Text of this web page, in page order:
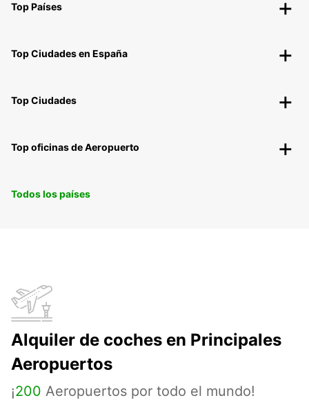
Top Países
Top Ciudades en España
Top Ciudades
Top oficinas de Aeropuerto
Todos los países
Alquiler de coches en Principales
Aeropuertos
¡200 Aeropuertos por todo el mundo!